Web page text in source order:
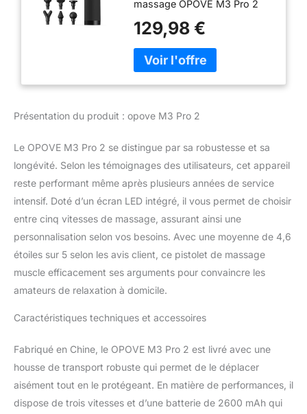
Masseurs Électriques,
Masseur Dos, Soulager
les Douleurs
Musculaires, Gris
massage OPOVE M3 Pro 2
balai de 24 V qui atteint une
intensité de massage de 12
mm pour les groupes de
muscles profonds à des
vitesses de 1300 à 2500
masser spontanément
des épaules, du dos, des
jambes et des fesses, et
travaille sur différents
groupes de muscles pour
soulager de manière
significative la tension
musculaire, la douleur et la
raideur. 【5 Vitesses
Réglables et Écran LED】
Vous pouvez régler la bonne
pression pour des groupes
grâce à 5 vitesses ; Opove
écran LED HD qui vous
permet de voir clairement la
vitesse et la charge restante.
De plus, ce pistolet de
massage musculaire est
129,98 €
Présentation du produit : opove M3 Pro 2
Le OPOVE M3 Pro 2 se distingue par sa robustesse et sa
longévité. Selon les témoignages des utilisateurs, cet appareil
reste performant même après plusieurs années de service
intensif. Doté d’un écran LED intégré, il vous permet de choisir
entre cinq vitesses de massage, assurant ainsi une
personnalisation selon vos besoins. Avec une moyenne de 4,6
étoiles sur 5 selon les avis client, ce pistolet de massage
muscle efficacement ses arguments pour convaincre les
amateurs de relaxation à domicile.
Caractéristiques techniques et accessoires
Fabriqué en Chine, le OPOVE M3 Pro 2 est livré avec une
housse de transport robuste qui permet de le déplacer
aisément tout en le protégeant. En matière de performances, il
dispose de trois vitesses et d’une batterie de 2600 mAh qui